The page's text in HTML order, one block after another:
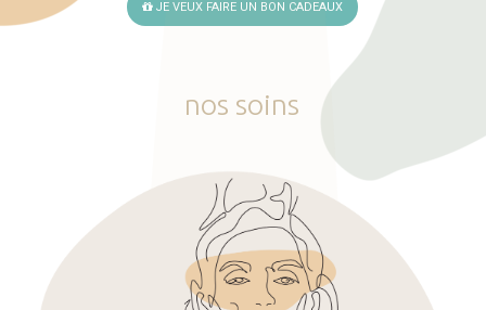
JE VEUX FAIRE UN BON CADEAUX
nos soins